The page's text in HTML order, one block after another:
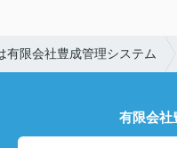
有限会社豊成管理システム
有限会社